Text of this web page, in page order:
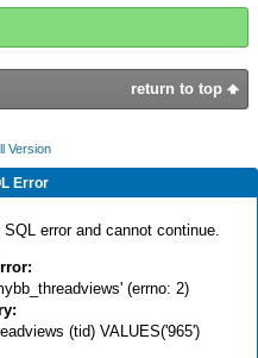
prompt? = allow-
...}
self}
return to top
Version
Error
error and cannot continue.
(errno: 2)
(tid) VALUES('965')